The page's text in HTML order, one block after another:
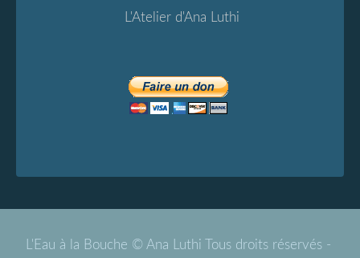
L'Atelier d'Ana Luthi
L'Eau à la Bouche © Ana Luthi Tous droits réservés -